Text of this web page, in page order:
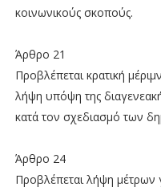
κοινωνικούς σκοπούς.
Άρθρο 21
Προβλέπεται κρατική
λήψη υπόψη της
κατά τον σχεδιασμό των
Άρθρο 24
Προβλέπεται λήψη μέτρων